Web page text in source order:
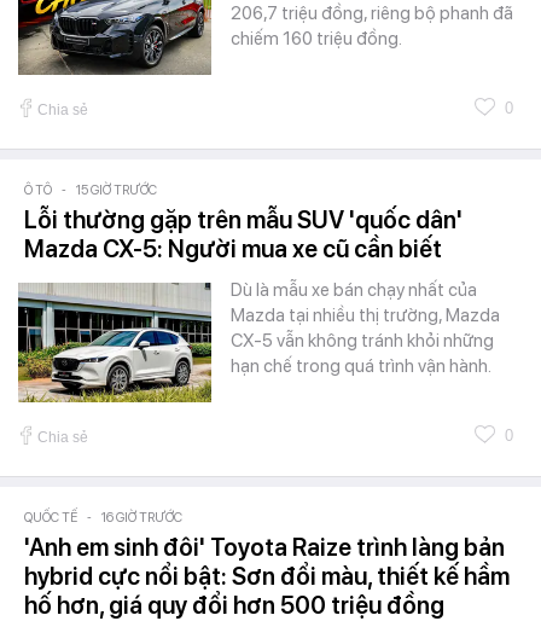
206,7 triệu đồng, riêng bộ phanh đã
chiếm 160 triệu đồng.
Chia sẻ 0
Ô TÔ - 15 GIỜ TRƯỚC
Lỗi thường gặp trên mẫu SUV 'quốc dân'
Mazda CX-5: Người mua xe cũ cần biết
Dù là mẫu xe bán chạy nhất của
Mazda tại nhiều thị trường, Mazda
CX-5 vẫn không tránh khỏi những
hạn chế trong quá trình vận hành.
Chia sẻ 0
QUỐC TẾ - 16 GIỜ TRƯỚC
'Anh em sinh đôi' Toyota Raize trình làng bản
hybrid cực nổi bật: Sơn đổi màu, thiết kế hầm
hố hơn, giá quy đổi hơn 500 triệu đồng